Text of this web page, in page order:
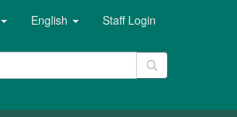
English Staff Login